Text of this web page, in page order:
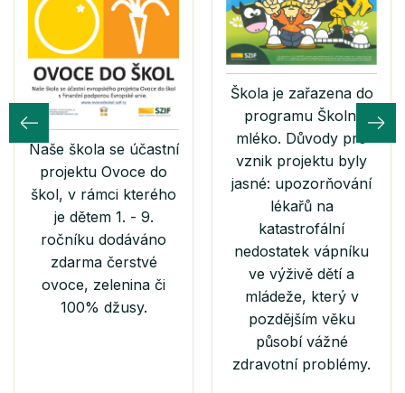
Naše škola se účastní
projektu Ovoce do
škol, v rámci kterého
je dětem 1. - 9.
ročníku dodáváno
zdarma čerstvé
ovoce, zelenina či
100% džusy.
Škola je zařazena do
programu Školní
mléko. Důvody pro
vznik projektu byly
jasné: upozorňování
lékařů na
katastrofální
nedostatek vápníku
ve výživě dětí a
mládeže, který v
pozdějším věku
působí vážné
zdravotní problémy.